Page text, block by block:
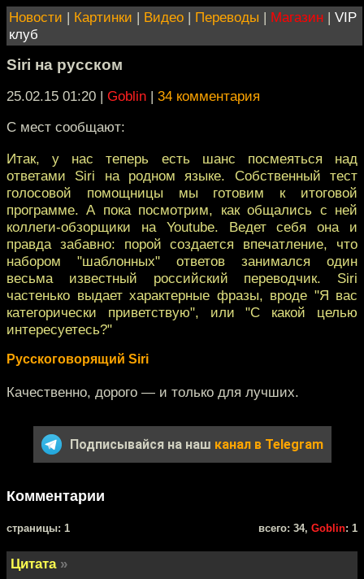
Новости | Картинки | Видео | Переводы | Магазин | VIP
клуб
Siri на русском
25.02.15 01:20 | Goblin | 34 комментария
С мест сообщают:
Итак, у нас теперь есть шанс посмеяться над
ответами Siri на родном языке. Собственный тест
голосовой помощницы мы готовим к итоговой
программе. А пока посмотрим, как общались с ней
коллеги-обзорщики на Youtube. Ведет себя она и
правда забавно: порой создается впечатление, что
набором "шаблонных" ответов занимался один
весьма известный российский переводчик. Siri
частенько выдает характерные фразы, вроде "Я вас
категорически приветствую", или "С какой целью
интересуетесь?"
Русскоговорящий Siri
Качественно, дорого — и только для лучших.
Подписывайся на наш канал в Telegram
Комментарии
cтраницы: 1 всего: 34, Goblin: 1
Цитата »